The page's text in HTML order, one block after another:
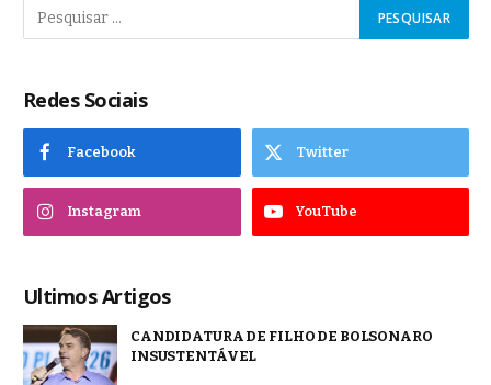
Redes Sociais
Facebook Twitter
Instagram YouTube
Ultimos Artigos
CANDIDATURA DE FILHO DE BOLSONARO
INSUSTENTÁVEL